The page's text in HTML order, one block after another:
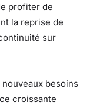
profiter de
la reprise de
sur
besoins
croissante